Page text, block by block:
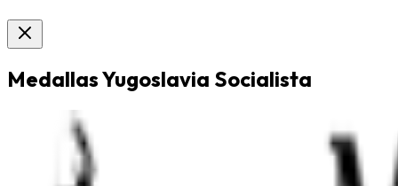
Medallas Yugoslavia Socialista